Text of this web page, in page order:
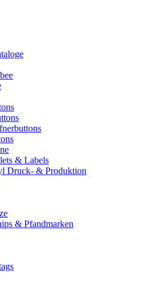
& Labels
Druck- & Produktion
& Pfandmarken